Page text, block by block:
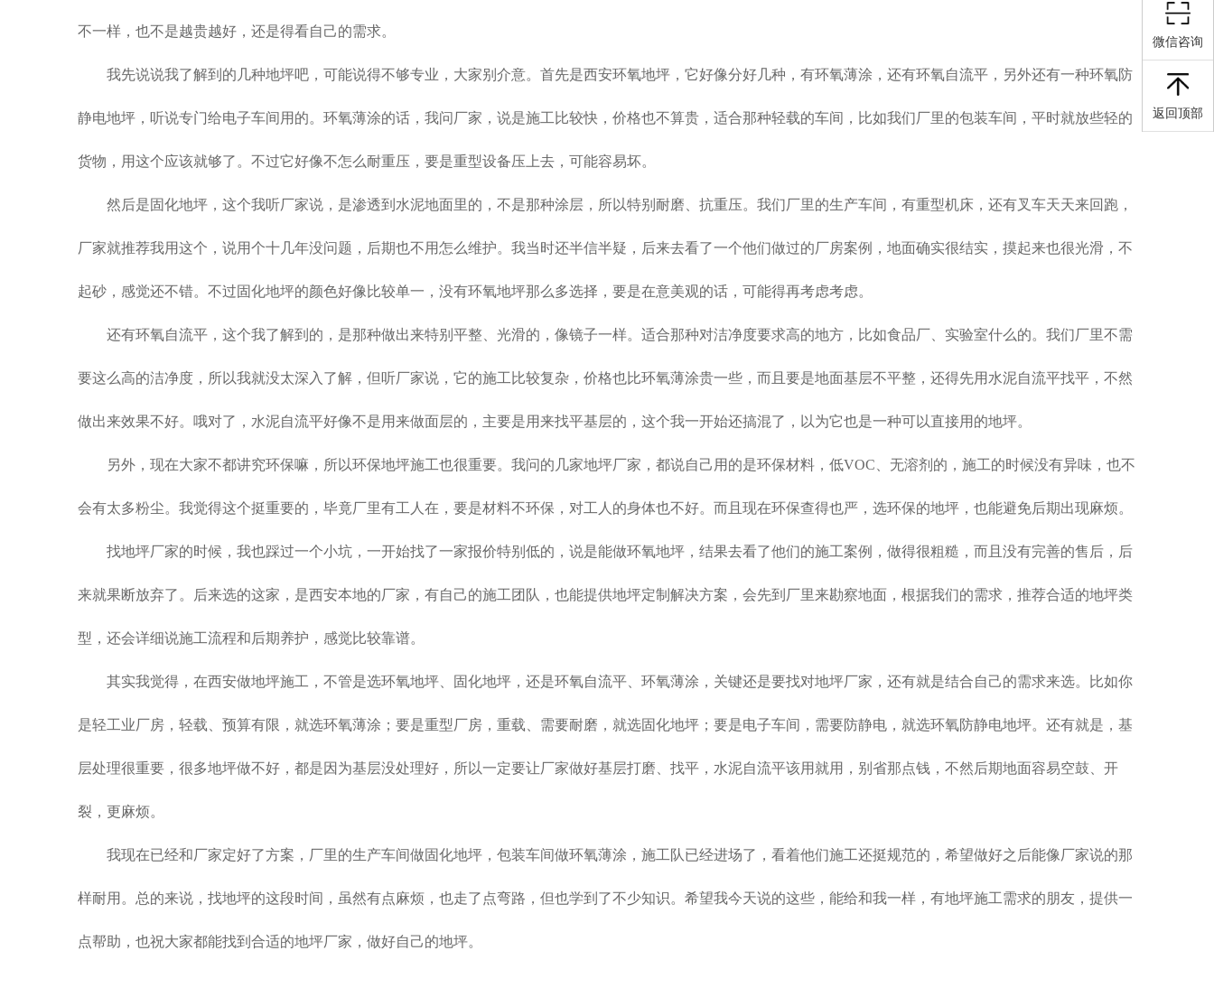
不一样，也不是越贵越好，还是得看自己的需求。
我先说说我了解到的几种地坪吧，可能说得不够专业，大家别介意。首先是西安环氧地坪，它好像分好几种，有环氧薄涂，还有环氧自流平，另外还有一种环氧防
静电地坪，听说专门给电子车间用的。环氧薄涂的话，我问厂家，说是施工比较快，价格也不算贵，适合那种轻载的车间，比如我们厂里的包装车间，平时就放些轻的
货物，用这个应该就够了。不过它好像不怎么耐重压，要是重型设备压上去，可能容易坏。
然后是固化地坪，这个我听厂家说，是渗透到水泥地面里的，不是那种涂层，所以特别耐磨、抗重压。我们厂里的生产车间，有重型机床，还有叉车天天来回跑，
厂家就推荐我用这个，说用个十几年没问题，后期也不用怎么维护。我当时还半信半疑，后来去看了一个他们做过的厂房案例，地面确实很结实，摸起来也很光滑，不
起砂，感觉还不错。不过固化地坪的颜色好像比较单一，没有环氧地坪那么多选择，要是在意美观的话，可能得再考虑考虑。
还有环氧自流平，这个我了解到的，是那种做出来特别平整、光滑的，像镜子一样。适合那种对洁净度要求高的地方，比如食品厂、实验室什么的。我们厂里不需
要这么高的洁净度，所以我就没太深入了解，但听厂家说，它的施工比较复杂，价格也比环氧薄涂贵一些，而且要是地面基层不平整，还得先用水泥自流平找平，不然
做出来效果不好。哦对了，水泥自流平好像不是用来做面层的，主要是用来找平基层的，这个我一开始还搞混了，以为它也是一种可以直接用的地坪。
另外，现在大家不都讲究环保嘛，所以环保地坪施工也很重要。我问的几家地坪厂家，都说自己用的是环保材料，低VOC、无溶剂的，施工的时候没有异味，也不
会有太多粉尘。我觉得这个挺重要的，毕竟厂里有工人在，要是材料不环保，对工人的身体也不好。而且现在环保查得也严，选环保的地坪，也能避免后期出现麻烦。
找地坪厂家的时候，我也踩过一个小坑，一开始找了一家报价特别低的，说是能做环氧地坪，结果去看了他们的施工案例，做得很粗糙，而且没有完善的售后，后
来就果断放弃了。后来选的这家，是西安本地的厂家，有自己的施工团队，也能提供地坪定制解决方案，会先到厂里来勘察地面，根据我们的需求，推荐合适的地坪类
型，还会详细说施工流程和后期养护，感觉比较靠谱。
其实我觉得，在西安做地坪施工，不管是选环氧地坪、固化地坪，还是环氧自流平、环氧薄涂，关键还是要找对地坪厂家，还有就是结合自己的需求来选。比如你
是轻工业厂房，轻载、预算有限，就选环氧薄涂；要是重型厂房，重载、需要耐磨，就选固化地坪；要是电子车间，需要防静电，就选环氧防静电地坪。还有就是，基
层处理很重要，很多地坪做不好，都是因为基层没处理好，所以一定要让厂家做好基层打磨、找平，水泥自流平该用就用，别省那点钱，不然后期地面容易空鼓、开
裂，更麻烦。
我现在已经和厂家定好了方案，厂里的生产车间做固化地坪，包装车间做环氧薄涂，施工队已经进场了，看着他们施工还挺规范的，希望做好之后能像厂家说的那
样耐用。总的来说，找地坪的这段时间，虽然有点麻烦，也走了点弯路，但也学到了不少知识。希望我今天说的这些，能给和我一样，有地坪施工需求的朋友，提供一
点帮助，也祝大家都能找到合适的地坪厂家，做好自己的地坪。
微信咨询
返回顶部